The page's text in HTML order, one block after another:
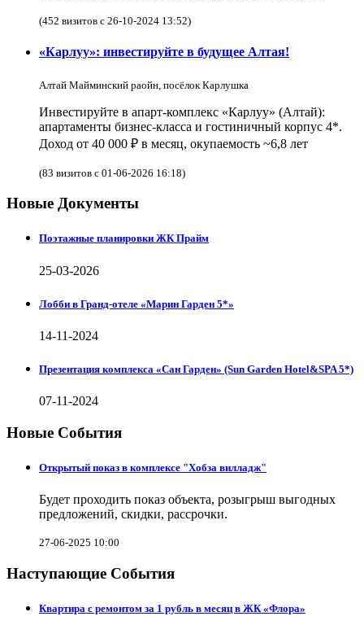
(452 визитов с 26-10-2024 13:52)
«Карлуу»: инвестируйте в будущее Алтая!
Алтай Майминский раойн, посёлок Карлушка
Инвестируйте в апарт-комплекс «Карлуу» (Алтай):
апартаменты бизнес-класса и гостиничный корпус 4*.
Доход от 40 000 ₽ в месяц, окупаемость ~6,8 лет
(83 визитов с 01-06-2026 16:18)
Новые Документы
Поэтажные планировки ЖК Прайм
25-03-2026
Лобби в Гранд-отеле «Марин Гарден 5*»
14-11-2024
Презентация комплекса «Сан Гарден» (Sun Garden Hotel&SPA 5*)
07-11-2024
Новые События
Открытый показ в комплексе "Хобза вилладж"
Будет проходить показ объекта, розыгрыш выгодных
предложений, скидки, рассрочки.
27-06-2025 10:00
Наступающие События
Квартира с ремонтом за 1 рубль в месяц в ЖК «Флора»